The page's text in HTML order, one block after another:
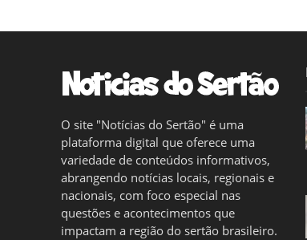
O site "Notícias do Sertão" é uma
plataforma digital que oferece uma
variedade de conteúdos informativos,
abrangendo notícias locais, regionais e
nacionais, com foco especial nas
questões e acontecimentos que
impactam a região do sertão brasileiro.